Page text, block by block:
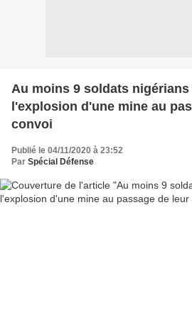
Au moins 9 soldats
l'explosion d'une mine au
convoi
Publié le 04/11/2020 à 23:52
Par Spécial Défense